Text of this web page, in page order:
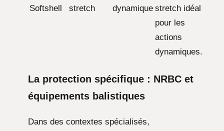
Softshell stretch dynamique stretch idéal
pour les
actions
dynamiques.
La protection spécifique : NRBC et
équipements balistiques
Dans des contextes spécialisés,